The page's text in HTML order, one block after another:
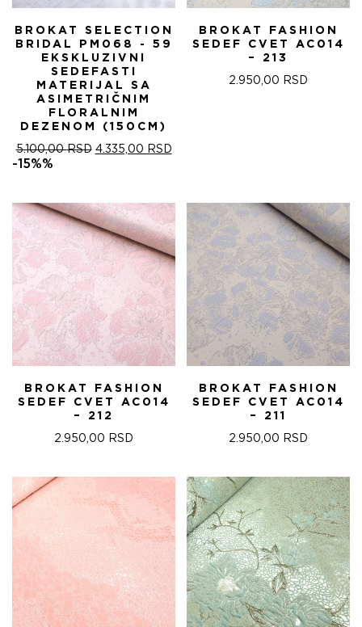
BROKAT SELECTION
BRIDAL PM068 - 59
EKSKLUZIVNI
SEDEFASTI
MATERIJAL SA
ASIMETRIČNIM
FLORALNIM
DEZENOM (150CM)
5.100,00RSD ОРИГИНАЛНА
5.100,00 RSD.
4.335,00 RSDТРЕНУТНА
-15%%
BROKAT FASHION
SEDEF CVET AC014
– 213
2.950,00 RSD
BROKAT FASHION
SEDEF CVET AC014
– 212
2.950,00 RSD
BROKAT FASHION
SEDEF CVET AC014
– 211
2.950,00 RSD